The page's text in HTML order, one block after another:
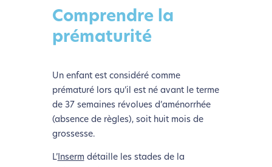
Comprendre la
prématurité
Un enfant est considéré comme
prématuré lors qu’il est né avant le terme
de 37 semaines révolues d’aménorrhée
(absence de règles), soit huit mois de
grossesse.
L’Inserm détaille les stades de la